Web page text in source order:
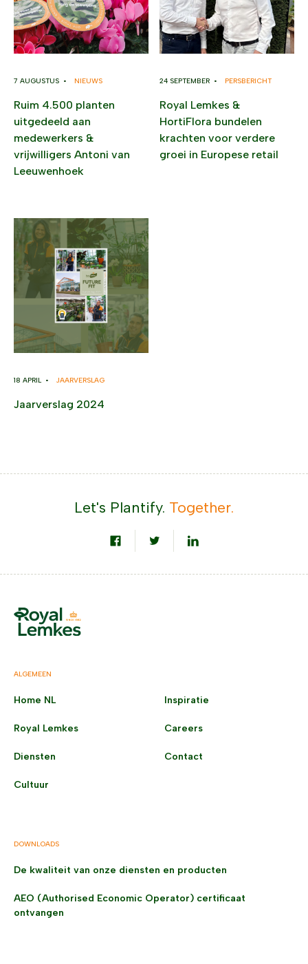
7 AUGUSTUS • NIEUWS
Ruim 4.500 planten
uitgedeeld aan
medewerkers &
vrijwilligers Antoni van
Leeuwenhoek
24 SEPTEMBER • PERSBERICHT
Royal Lemkes &
HortiFlora bundelen
krachten voor verdere
groei in Europese retail
18 APRIL • JAARVERSLAG
Jaarverslag 2024
Let's Plantify. Together.
ALGEMEEN
Home NL
Royal Lemkes
Diensten
Cultuur
Inspiratie
Careers
Contact
DOWNLOADS
De kwaliteit van onze diensten en producten
AEO (Authorised Economic Operator) certificaat
ontvangen